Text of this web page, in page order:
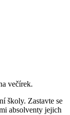
večírek.
školy. Zastavte se
absolventy jejich